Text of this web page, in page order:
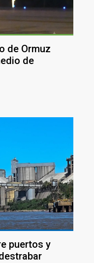
de Ormuz
de
puertos y